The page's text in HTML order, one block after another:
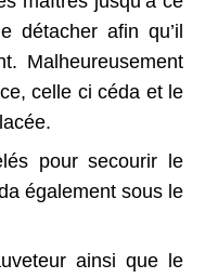
détacher afin qu’il
Malheureusement
celle ci céda et le
pour secourir le
également sous le
ainsi que le